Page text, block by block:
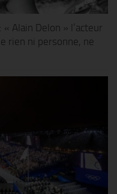
Alain Delon » l’acteur
rien ni personne, ne